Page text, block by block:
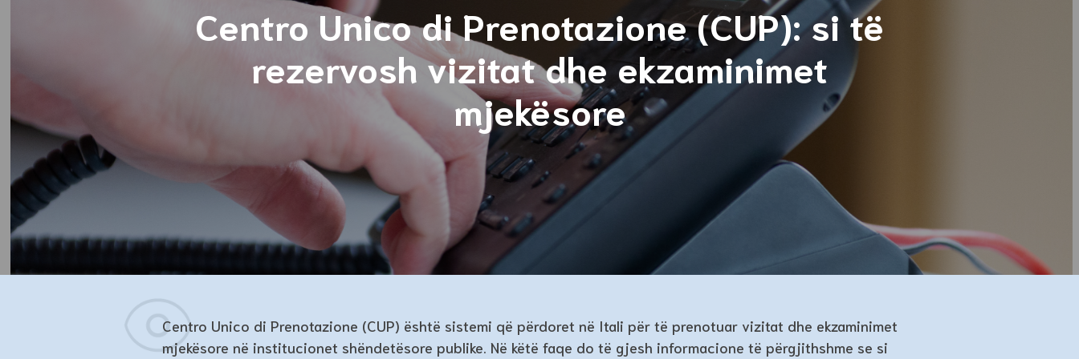
Centro Unico di Prenotazione (CUP): si të
rezervosh vizitat dhe ekzaminimet
mjekësore
Centro Unico di Prenotazione (CUP) është sistemi që përdoret në Itali për të prenotuar vizitat dhe ekzaminimet
mjekësore në institucionet shëndetësore publike. Në këtë faqe do të gjesh informacione të përgjithshme se si